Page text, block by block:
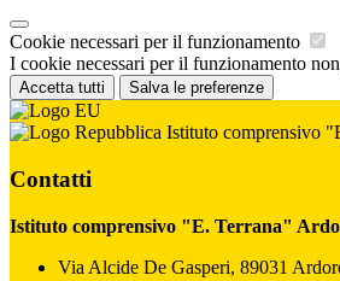
Cookie necessari per il funzionamento
I cookie necessari per il funzionamento
Accetta tutti Salva le preferenze
Istituto comprensivo
Contatti
Istituto comprensivo "E. Terrana"
Via Alcide De Gasperi, 89031